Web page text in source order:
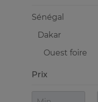
Sénégal
Dakar
Ouest foire
Prix